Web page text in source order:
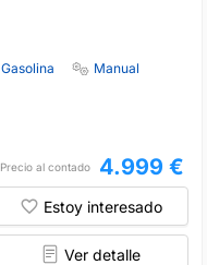
Gasolina
Manual
Precio al contado 4.999 €
Estoy interesado
Ver detalle